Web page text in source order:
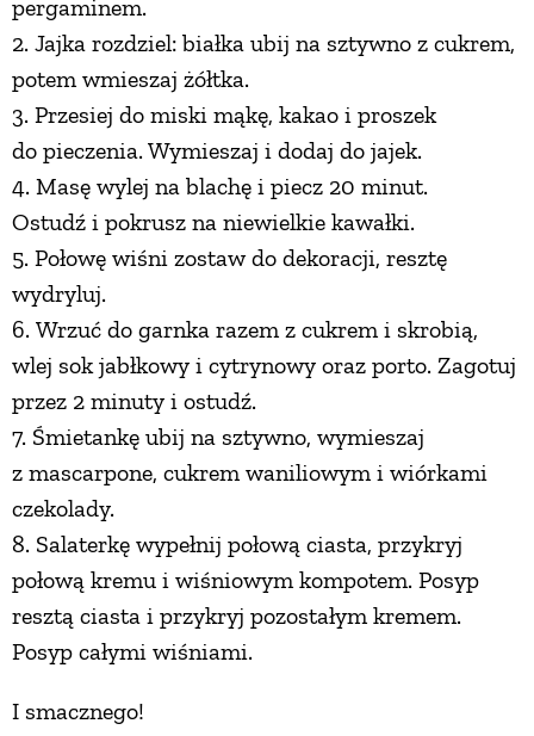
pergaminem.
2. Jajka rozdziel: białka ubij na sztywno z cukrem,
potem wmieszaj żółtka.
3. Przesiej do miski mąkę, kakao i proszek
do pieczenia. Wymieszaj i dodaj do jajek.
4. Masę wylej na blachę i piecz 20 minut.
Ostudź i pokrusz na niewielkie kawałki.
5. Połowę wiśni zostaw do dekoracji, resztę
wydryluj.
6. Wrzuć do garnka razem z cukrem i skrobią,
wlej sok jabłkowy i cytrynowy oraz porto. Zagotuj
przez 2 minuty i ostudź.
7. Śmietankę ubij na sztywno, wymieszaj
z mascarpone, cukrem waniliowym i wiórkami
czekolady.
8. Salaterkę wypełnij połową ciasta, przykryj
połową kremu i wiśniowym kompotem. Posyp
resztą ciasta i przykryj pozostałym kremem.
Posyp całymi wiśniami.
I smacznego!
CIASTA I DESERY
DODATKI